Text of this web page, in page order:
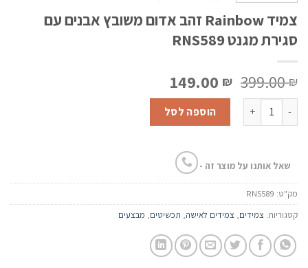
צמיד Rainbow זהב אדום משובץ אבנים עם
סגירת מגנט RNS589
399.00₪ המחיר
המקורי
היה:
399.00 ₪.
149.00 ₪
הנוכחי
הוא:
149.00 ₪.
כמות של צמיד Rainbow זהב אדום משובץ אבנים עם סגירת מגנט RNS589 הוספה לסל
שאל אותנו על מוצר זה -
מק"ט: RNS589
קטגוריות: צמידים, צמידים לאישה, תכשיטים, מבצעים